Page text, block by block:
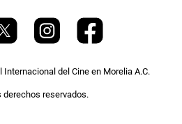
del Cine en Morelia A.C.
derechos reservados.